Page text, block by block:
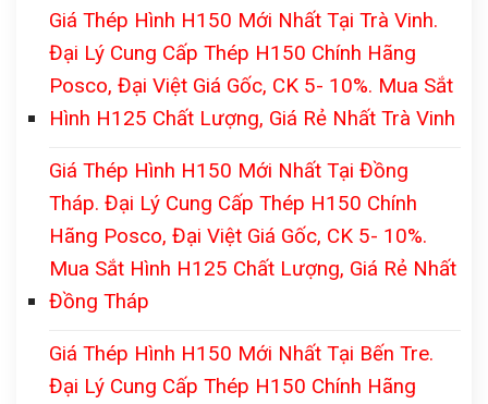
Giá Thép Hình H150 Mới Nhất Tại Trà Vinh.
Đại Lý Cung Cấp Thép H150 Chính Hãng
Posco, Đại Việt Giá Gốc, CK 5- 10%. Mua Sắt
Hình H125 Chất Lượng, Giá Rẻ Nhất Trà Vinh
Giá Thép Hình H150 Mới Nhất Tại Đồng
Tháp. Đại Lý Cung Cấp Thép H150 Chính
Hãng Posco, Đại Việt Giá Gốc, CK 5- 10%.
Mua Sắt Hình H125 Chất Lượng, Giá Rẻ Nhất
Đồng Tháp
Giá Thép Hình H150 Mới Nhất Tại Bến Tre.
Đại Lý Cung Cấp Thép H150 Chính Hãng